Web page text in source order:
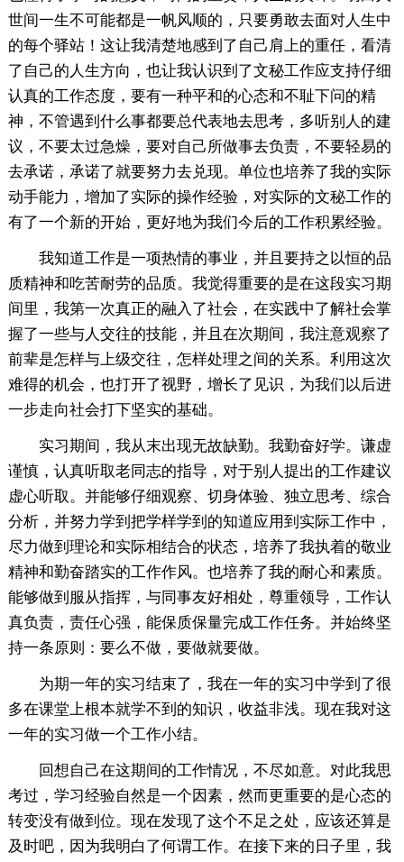
世间一生不可能都是一帆风顺的，只要勇敢去面对人生中
的每个驿站！这让我清楚地感到了自己肩上的重任，看清
了自己的人生方向，也让我认识到了文秘工作应支持仔细
认真的工作态度，要有一种平和的心态和不耻下问的精
神，不管遇到什么事都要总代表地去思考，多听别人的建
议，不要太过急燥，要对自己所做事去负责，不要轻易的
去承诺，承诺了就要努力去兑现。单位也培养了我的实际
动手能力，增加了实际的操作经验，对实际的文秘工作的
有了一个新的开始，更好地为我们今后的工作积累经验。
我知道工作是一项热情的事业，并且要持之以恒的品
质精神和吃苦耐劳的品质。我觉得重要的是在这段实习期
间里，我第一次真正的融入了社会，在实践中了解社会掌
握了一些与人交往的技能，并且在次期间，我注意观察了
前辈是怎样与上级交往，怎样处理之间的关系。利用这次
难得的机会，也打开了视野，增长了见识，为我们以后进
一步走向社会打下坚实的基础。
实习期间，我从末出现无故缺勤。我勤奋好学。谦虚
谨慎，认真听取老同志的指导，对于别人提出的工作建议
虚心听取。并能够仔细观察、切身体验、独立思考、综合
分析，并努力学到把学样学到的知道应用到实际工作中，
尽力做到理论和实际相结合的状态，培养了我执着的敬业
精神和勤奋踏实的工作作风。也培养了我的耐心和素质。
能够做到服从指挥，与同事友好相处，尊重领导，工作认
真负责，责任心强，能保质保量完成工作任务。并始终坚
持一条原则：要么不做，要做就要做。
为期一年的实习结束了，我在一年的实习中学到了很
多在课堂上根本就学不到的知识，收益非浅。现在我对这
一年的实习做一个工作小结。
回想自己在这期间的工作情况，不尽如意。对此我思
考过，学习经验自然是一个因素，然而更重要的是心态的
转变没有做到位。现在发现了这个不足之处，应该还算是
及时吧，因为我明白了何谓工作。在接下来的日子里，我